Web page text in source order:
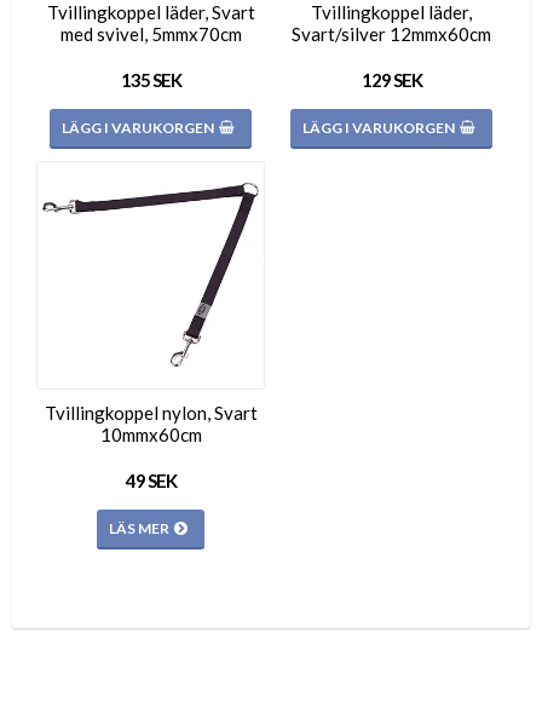
Tvillingkoppel läder, Svart
med svivel, 5mmx70cm
135 SEK
LÄGG I VARUKORGEN
Tvillingkoppel läder,
Svart/silver 12mmx60cm
129 SEK
LÄGG I VARUKORGEN
Tvillingkoppel nylon, Svart
10mmx60cm
49 SEK
LÄS MER